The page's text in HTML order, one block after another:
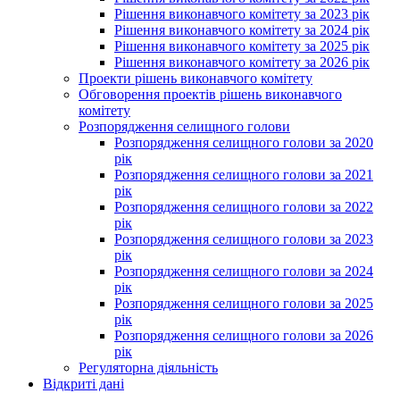
Рішення виконавчого комітету за 2023 рік
Рішення виконавчого комітету за 2024 рік
Рішення виконавчого комітету за 2025 рік
Рішення виконавчого комітету за 2026 рік
Проекти рішень виконавчого комітету
Обговорення проектів рішень виконавчого
комітету
Розпорядження селищного голови
Розпорядження селищного голови за 2020
рік
Розпорядження селищного голови за 2021
рік
Розпорядження селищного голови за 2022
рік
Розпорядження селищного голови за 2023
рік
Розпорядження селищного голови за 2024
рік
Розпорядження селищного голови за 2025
рік
Розпорядження селищного голови за 2026
рік
Регуляторна діяльність
Відкриті дані